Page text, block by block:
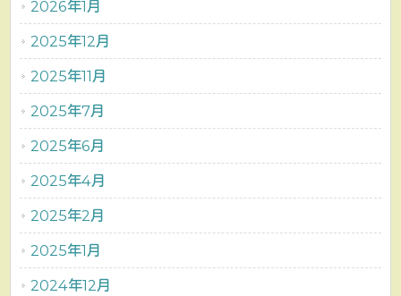
2026年1月
2025年12月
2025年11月
2025年7月
2025年6月
2025年4月
2025年2月
2025年1月
2024年12月